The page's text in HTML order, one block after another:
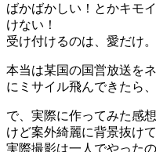
ばかばかしい！とかキモ
けない！
受け付けるのは、愛だけ。
本当は某国の国営放送を
にミサイル飛んできたら、
で、実際に作ってみた感
けど案外綺麗に背景抜けて
実際撮影は一人でやった